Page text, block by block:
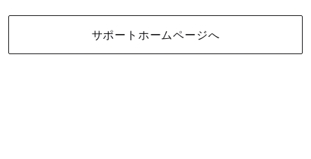
サポートホームページへ